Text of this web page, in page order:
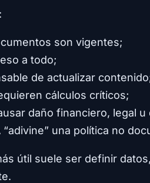
son vigentes;
a todo;
de actualizar
cálculos críticos;
daño financiero, legal u
una política no
útil suele ser definir